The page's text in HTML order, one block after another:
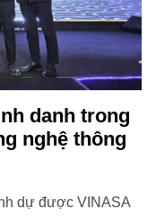
danh trong
nghệ thông
dự được VINASA